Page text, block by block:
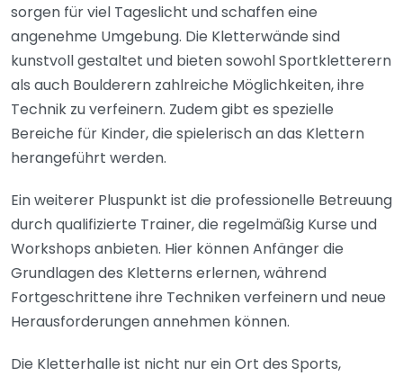
sorgen für viel Tageslicht und schaffen eine
angenehme Umgebung. Die Kletterwände sind
kunstvoll gestaltet und bieten sowohl Sportkletterern
als auch Boulderern zahlreiche Möglichkeiten, ihre
Technik zu verfeinern. Zudem gibt es spezielle
Bereiche für Kinder, die spielerisch an das Klettern
herangeführt werden.
Ein weiterer Pluspunkt ist die professionelle Betreuung
durch qualifizierte Trainer, die regelmäßig Kurse und
Workshops anbieten. Hier können Anfänger die
Grundlagen des Kletterns erlernen, während
Fortgeschrittene ihre Techniken verfeinern und neue
Herausforderungen annehmen können.
Die Kletterhalle ist nicht nur ein Ort des Sports,